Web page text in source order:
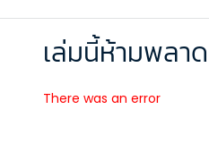
เล่มนี้ห้ามพลาด
There was an error